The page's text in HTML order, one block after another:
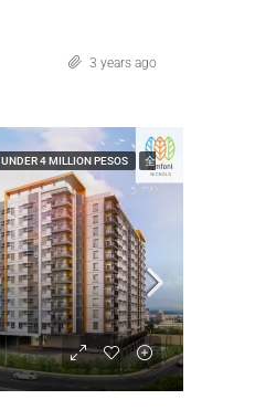
3 years ago
UNDER 4 MILLION PESOS 全